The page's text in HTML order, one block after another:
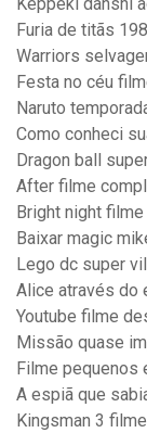
Keppeki danshi
Furia de titãs
Warriors
Festa no céu
Naruto
Como conheci
Dragon ball
After filme
Bright night
Baixar magic
Lego dc super
Alice através do
Youtube filme
Missão quase
Filme pequenos
A espiã que
Kingsman 3